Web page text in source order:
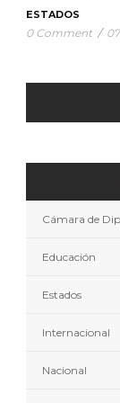
ESTADOS
0 Comment /
Cámara de
Educación
Estados
Internacional
Nacional